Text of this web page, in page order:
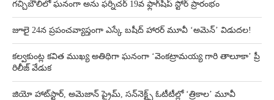
గచ్చిబౌలిలో ఘనంగా అను ఫర్నిచర్ 19వ ఫ్లాగ్‌షిప్ స్టోర్ ప్రారంభం
జూలై 24న ప్రపంచవ్యాప్తంగా ఎస్కే బషీద్‌ హారర్ మూవీ ‘అమెన్’ విడుదల!
కల్వకుంట్ల కవిత ముఖ్య అతిథిగా ఘనంగా ‘వెంకట్రామయ్య గారి తాలూకా’ ప్రీ
రిలీజ్ వేడుక
జియో హాట్‌స్టార్, అమెజాన్ ప్రైమ్, సన్‌నెక్ట్స్ ఓటీటీల్లో ‘త్రికాల’ మూవీ